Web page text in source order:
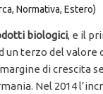
Normativa, Estero)
biologici, e il
terzo del
di crescita
Nel 2014